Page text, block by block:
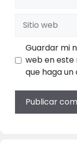
Sitio
web
Guardar mi
web en este
que haga